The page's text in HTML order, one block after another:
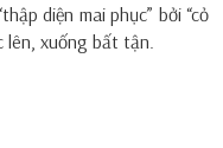
diện mai phục” bởi “cỏ
lên, xuống bất tận.